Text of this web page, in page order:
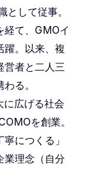
して従事。
経て、GMOイ
躍。以来、複
営者と二人三
る。
に広げる社会
を創業。
につくる」
業理念（自分